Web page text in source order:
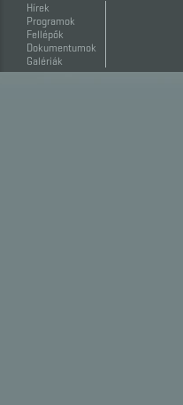
Hírek
Programok
Fellépők
Dokumentumok
Galériák